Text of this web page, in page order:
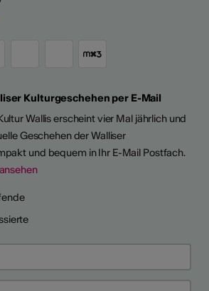
Kulturgeschehen per E-Mail
Wallis erscheint vier Mal jährlich und
Geschehen der Walliser
und bequem in Ihr E-Mail Postfach.